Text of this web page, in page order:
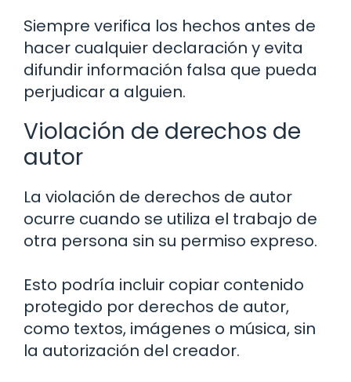
Siempre verifica los hechos antes de
hacer cualquier declaración y evita
difundir información falsa que pueda
perjudicar a alguien.
Violación de derechos de
autor
La violación de derechos de autor
ocurre cuando se utiliza el trabajo de
otra persona sin su permiso expreso.
Esto podría incluir copiar contenido
protegido por derechos de autor,
como textos, imágenes o música, sin
la autorización del creador.